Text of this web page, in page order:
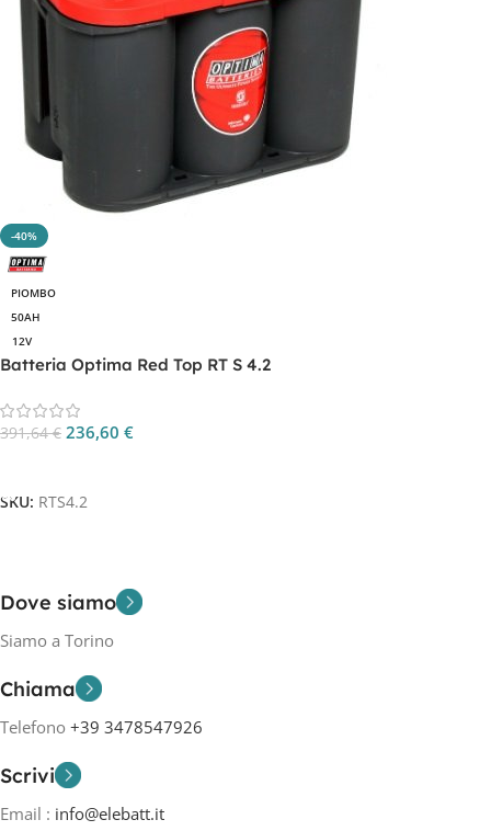
-40%
PIOMBO
50AH
12V
Batteria Optima Red Top RT S 4.2
391,64€ 236,60 €
SKU: RTS4.2
Dove siamo
Siamo a Torino
Chiama
Telefono +39 3478547926
Scrivi
Email : info@elebatt.it